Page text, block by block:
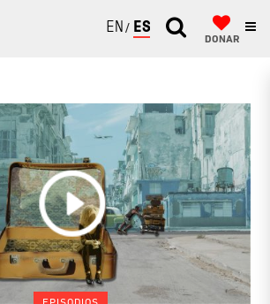
ENGLISH
ESPAÑOL
DONAR